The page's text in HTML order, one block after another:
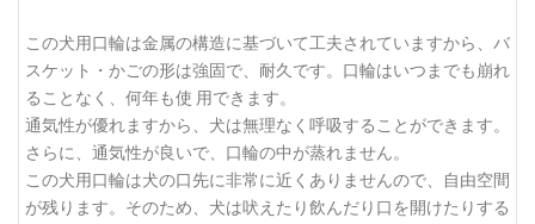
この犬用口輪は金属の構造に基づいて工夫されていますから、バ
スケット・かごの形は強固で、耐久です。口輪はいつまでも崩れ
ることなく、何年も使 用できます。
通気性が優れますから、犬は無理なく呼吸することができます。
さらに、通気性が良いで、口輪の中が蒸れません。
この犬用口輪は犬の口先に非常に近くありませんので、自由空間
が残ります。そのため、犬は吠えたり飲んだり口を開けたりする